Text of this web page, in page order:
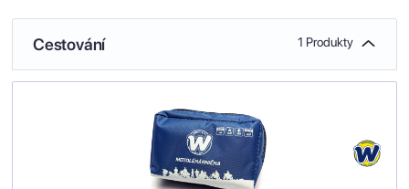
Cestování 1 Produkty